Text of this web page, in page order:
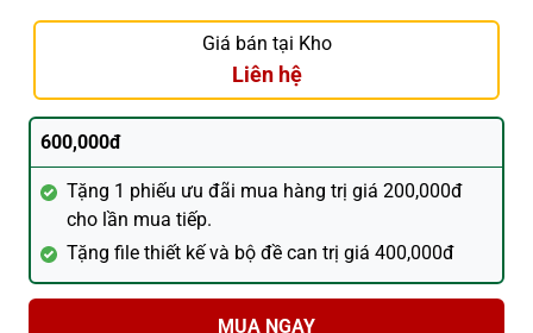
Giá bán tại Kho
Liên hệ
600,000đ
Tặng 1 phiếu ưu đãi mua hàng trị giá 200,000đ
cho lần mua tiếp.
Tặng file thiết kế và bộ đề can trị giá 400,000đ
MUA NGAY